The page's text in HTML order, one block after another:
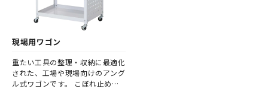
現場用ワゴン
重たい工具の整理・収納に最適化
された、工場や現場向けのアング
ル式ワゴンです。 こぼれ止めな